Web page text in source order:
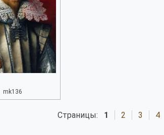
mk136
Страницы: 1 2 3 4